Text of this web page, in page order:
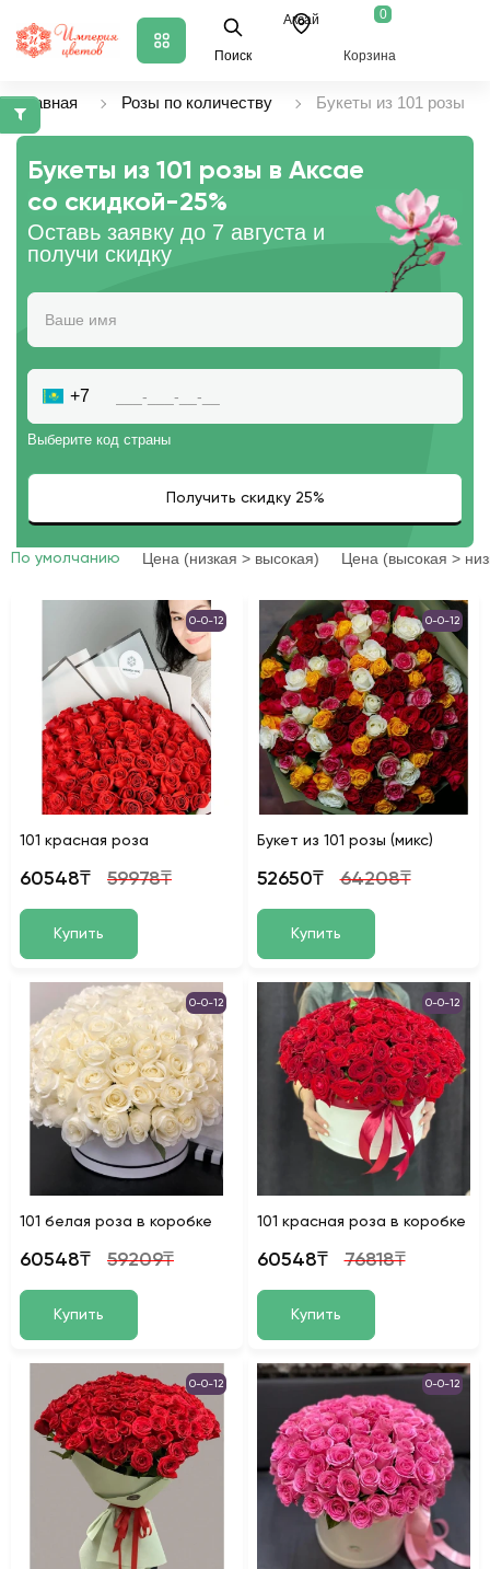
Поиск
Аксай 0
Корзина
Главная Розы по количеству Букеты из 101 розы
Букеты из 101 розы в Аксае
со скидкой-25%
Оставь заявку до 7 августа и
получи скидку
+7
Выберите код страны
По умолчанию Цена (низкая > высокая) Цена (высокая >
0-0-12
101 красная роза
60548₸ 59978₸
Купить
0-0-12
Букет из 101 розы (микс)
52650₸ 64208₸
Купить
0-0-12
101 белая роза в коробке
60548₸ 59209₸
Купить
0-0-12
101 красная роза в коробке
60548₸ 76818₸
Купить
0-0-12 0-0-12